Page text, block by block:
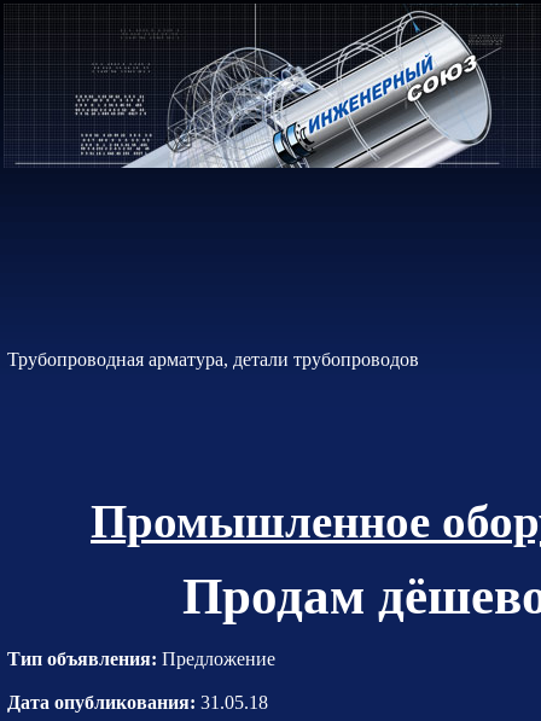
Трубопроводная арматура, детали трубопроводов
Промышленное
Продам
Тип объявления: Предложение
Дата опубликования: 31.05.18